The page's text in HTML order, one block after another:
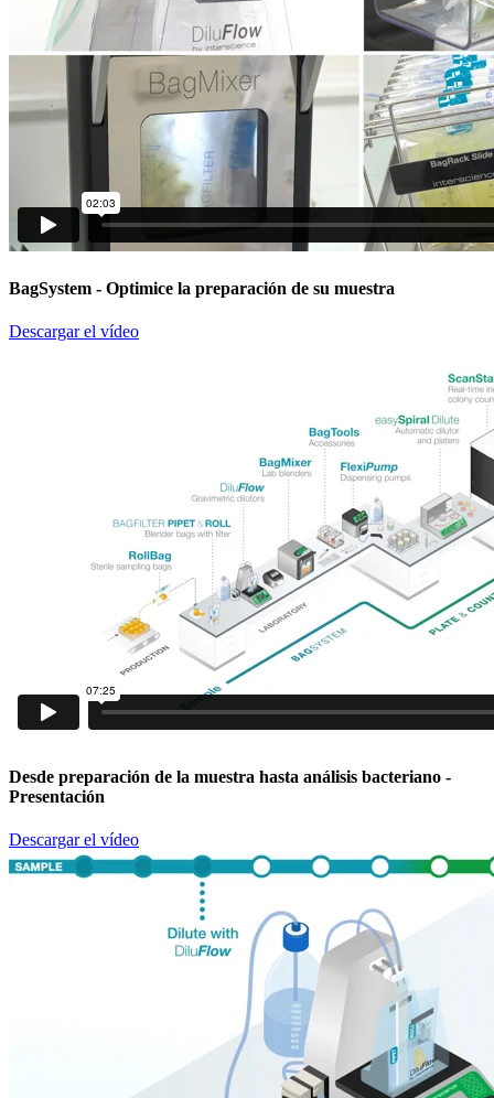
BagSystem - Optimice la preparación de su muestra
Descargar el vídeo
Desde preparación de la muestra hasta análisis bacteriano -
Presentación
Descargar el vídeo